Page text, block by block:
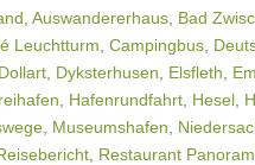
Auswandererhaus Bad
Leuchtturm Campingbus
Dollart Dyksterhusen Elsfleth
Hafenrundfahrt Hesel
Museumshafen
Restaurant